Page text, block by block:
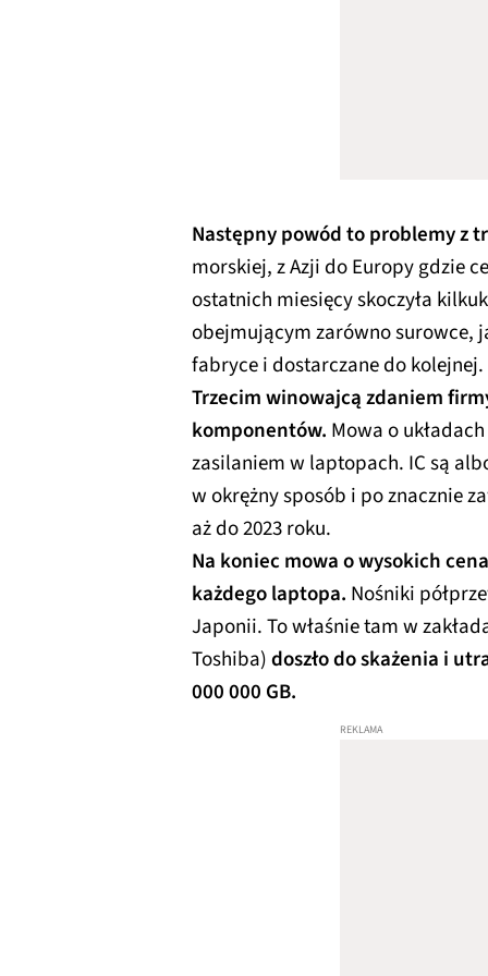
Następny powód to problemy z
morskiej, z Azji do Europy gdzie
ostatnich miesięcy skoczyła
obejmującym zarówno surowce,
fabryce i dostarczane do kolejnej.
Trzecim winowajcą zdaniem
komponentów. Mowa o
zasilaniem w laptopach. IC są
w okrężny sposób i po znacznie
aż do 2023 roku.
Na koniec mowa o wysokich
każdego laptopa. Nośniki
Japonii. To właśnie tam w
Toshiba)doszło do skażenia i
000 000 GB.